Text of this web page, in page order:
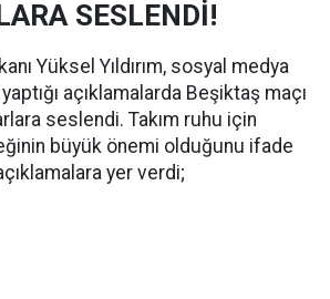
SESLENDİ!
Yüksel Yıldırım, sosyal medya
açıklamalarda Beşiktaş maçı
seslendi. Takım ruhu için
büyük önemi olduğunu ifade
yer verdi;